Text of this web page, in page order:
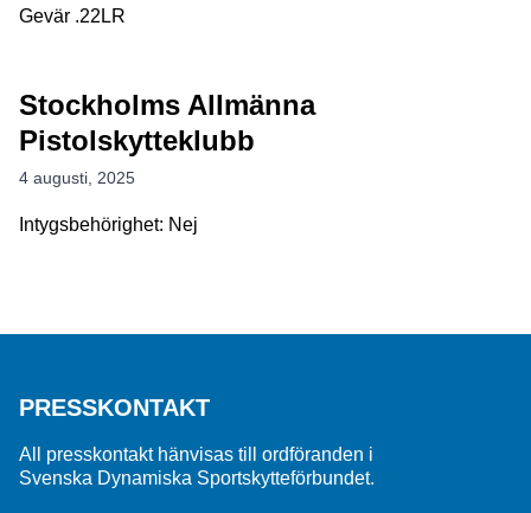
Gevär .22LR
Stockholms Allmänna
Pistolskytteklubb
4 augusti, 2025
Intygsbehörighet: Nej
PRESSKONTAKT
All presskontakt hänvisas till ordföranden i
Svenska Dynamiska Sportskytteförbundet.